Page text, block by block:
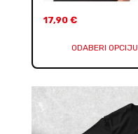
17,90 €
ODABERI OPCIJU